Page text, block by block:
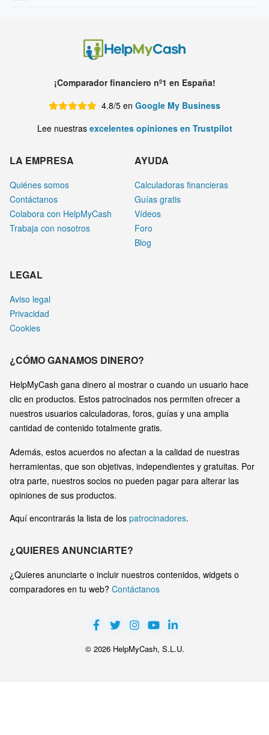
¡Comparador financiero nº1 en España!
4.8/5 en Google My Business
Lee nuestras excelentes opiniones en Trustpilot
LA EMPRESA
Quiénes somos
Contáctanos
Colabora con HelpMyCash
Trabaja con nosotros
AYUDA
Calculadoras financieras
Guías gratis
Vídeos
Foro
Blog
LEGAL
Aviso legal
Privacidad
Cookies
¿CÓMO GANAMOS DINERO?
HelpMyCash gana dinero al mostrar o cuando un usuario hace
clic en productos. Estos patrocinados nos permiten ofrecer a
nuestros usuarios calculadoras, foros, guías y una amplia
cantidad de contenido totalmente gratis.
Además, estos acuerdos no afectan a la calidad de nuestras
herramientas, que son objetivas, independientes y gratuitas. Por
otra parte, nuestros socios no pueden pagar para alterar las
opiniones de sus productos.
Aquí encontrarás la lista de los patrocinadores.
¿QUIERES ANUNCIARTE?
¿Quieres anunciarte o incluir nuestros contenidos, widgets o
comparadores en tu web? Contáctanos
© 2026 HelpMyCash, S.L.U.